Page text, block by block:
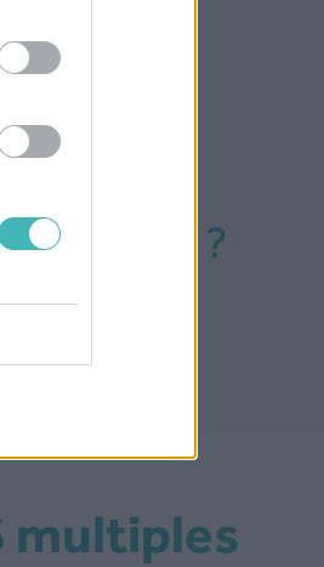
000 SMS ?
multiples